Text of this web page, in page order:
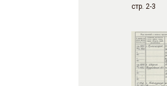
стр. 2-3